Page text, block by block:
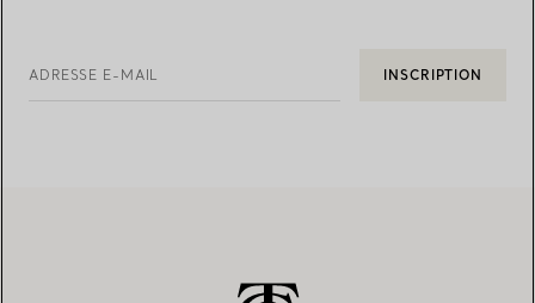
ADRESSE E-MAIL INSCRIPTION